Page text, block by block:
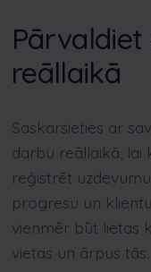
reāllaikā
Saskarsieties ar
darbu reāllaikā, lai
reģistrēt
progresu un
vienmēr būt lietas
vietas un ārpus tās.